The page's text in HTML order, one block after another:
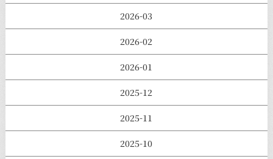
2026-03
2026-02
2026-01
2025-12
2025-11
2025-10